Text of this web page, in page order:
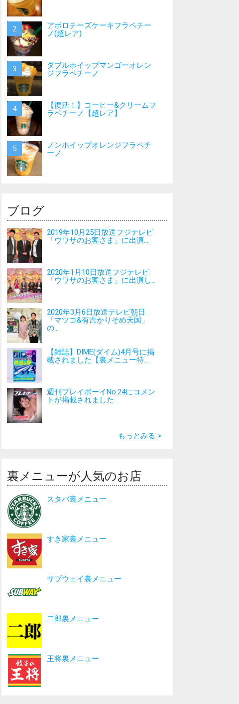
アポロチーズケーキフラペチー
ノ(超レア)
ダブルホイップマンゴーオレン
ジフラペチーノ
【復活！】コーヒー&クリームフ
ラペチーノ【超レア】
ノンホイップオレンジフラペチ
ーノ
ブログ
2019年10月25日放送フジテレビ
「ウワサのお客さま」に出演...
2020年1月10日放送フジテレビ
「ウワサのお客さま」に出演し...
2020年3月6日放送テレビ朝日
「マツコ&有吉かりそめ天国」
の...
【雑誌】DIME(ダイム)4月号に掲
載されました【裏メニュー特...
週刊プレイボーイNo.24にコメン
トが掲載されました
もっとみる >
裏メニューが人気のお店
スタバ裏メニュー
すき家裏メニュー
サブウェイ裏メニュー
二郎裏メニュー
王将裏メニュー